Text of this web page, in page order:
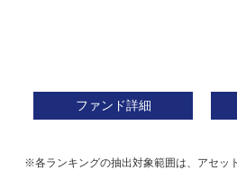
ファンド詳細
※各ランキングの抽出対象範囲は、アセッ